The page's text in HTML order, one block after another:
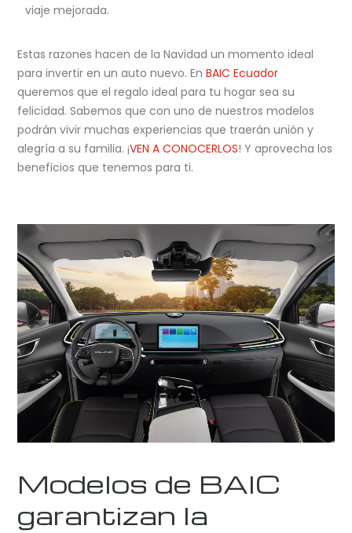
viaje mejorada.
Estas razones hacen de la Navidad un momento ideal
para invertir en un auto nuevo. EnBAIC Ecuador
queremos que el regalo ideal para tu hogar sea su
felicidad. Sabemos que con uno de nuestros modelos
podrán vivir muchas experiencias que traerán unión y
alegría a su familia. ¡VEN A CONOCERLOS! Y aprovecha los
beneficios que tenemos para ti.
Modelos de BAIC
garantizan la